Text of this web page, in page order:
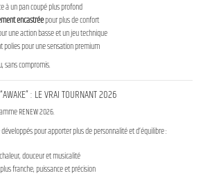
à un pan coupé plus profond
encastréepour plus de confort
une action basse et un jeu technique
pour une sensation premium
sans compromis.
: LE VRAI TOURNANT 2026
RENEW 2026.
pour apporter plus de personnalité et d’équilibre :
douceur et musicalité
franche, puissance et précision